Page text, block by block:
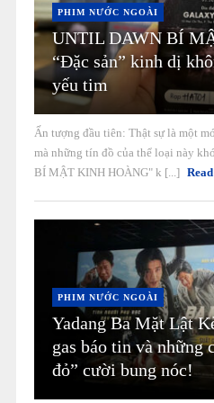
PHIM NƯỚC NGOÀI
UNTIL DAWN BÍ
“Đặc sản” kinh dị
yếu tim
Ấn tượng đầu tiên: Thật sự là một
mà những tín đồ của thể loại này
BÍ MẬT KINH HOÀNG" k [...]
PHIM NƯỚC NGOÀI
Yadang Ba Mặt Lật
gas báo tin và những
đỏ” cười bung nóc!